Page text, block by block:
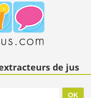
de jus